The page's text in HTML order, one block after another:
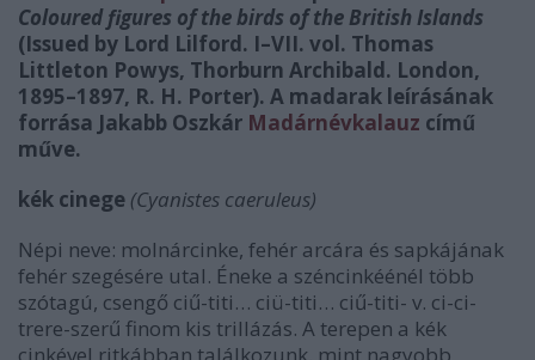
Coloured figures of the birds of the British Islands
(Issued by Lord Lilford. I–VII. vol. Thomas
Littleton Powys, Thorburn Archibald. London,
1895–1897, R. H. Porter). A madarak leírásának
forrása Jakabb Oszkár Madárnévkalauz című
műve.
kék cinege (Cyanistes caeruleus)
Népi neve: molnárcinke, fehér arcára és sapkájának
fehér szegésére utal. Éneke a széncinkéénél több
szótagú, csengő ciű-titi… ciü-titi… ciű-titi- v. ci-ci-
trere-szerű finom kis trillázás. A terepen a kék